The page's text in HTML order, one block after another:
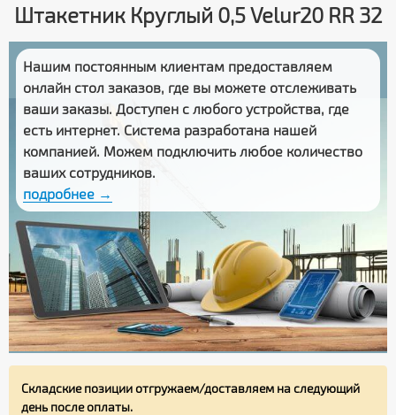
Штакетник Круглый 0,5 Velur20 RR 32
Нашим постоянным клиентам предоставляем
онлайн стол заказов, где вы можете отслеживать
ваши заказы. Доступен с любого устройства, где
есть интернет. Система разработана нашей
компанией. Можем подключить любое количество
ваших сотрудников.
подробнее →
Складские позиции отгружаем/доставляем на следующий
день после оплаты.